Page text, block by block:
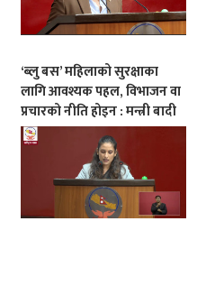
‘ब्लु बस’ महिलाको सुरक्षाका
लागि आवश्यक पहल, विभाजन वा
प्रचारको नीति होइन : मन्त्री बादी